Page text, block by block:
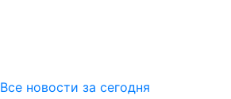
Все новости за сегодня